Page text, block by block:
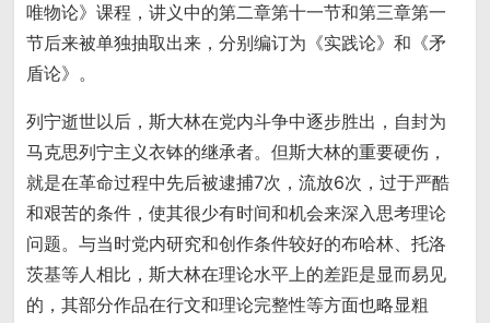
唯物论》课程，讲义中的第二章第十一节和第三章第一
节后来被单独抽取出来，分别编订为《实践论》和《矛
盾论》。
列宁逝世以后，斯大林在党内斗争中逐步胜出，自封为
马克思列宁主义衣钵的继承者。但斯大林的重要硬伤，
就是在革命过程中先后被逮捕7次，流放6次，过于严酷
和艰苦的条件，使其很少有时间和机会来深入思考理论
问题。与当时党内研究和创作条件较好的布哈林、托洛
茨基等人相比，斯大林在理论水平上的差距是显而易见
的，其部分作品在行文和理论完整性等方面也略显粗